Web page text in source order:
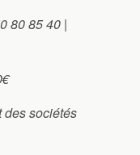
80 85 40 |
des sociétés